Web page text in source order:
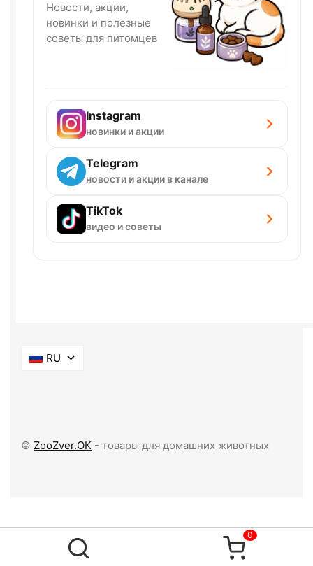
Новости, акции,
новинки и полезные
советы для питомцев
Instagram
новинки и акции
Telegram
новости и акции в канале
TikTok
видео и советы
RU
© ZooZver.OK - товары для домашних животных
0